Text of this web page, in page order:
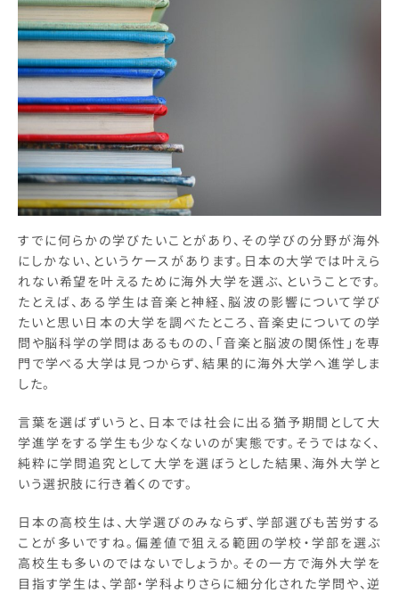
すでに何らかの学びたいことがあり、その学びの分野が海外
にしかない、というケースがあります。日本の大学では叶えら
れない希望を叶えるために海外大学を選ぶ、ということです。
たとえば、ある学生は音楽と神経、脳波の影響について学び
たいと思い日本の大学を調べたところ、音楽史についての学
問や脳科学の学問はあるものの、「音楽と脳波の関係性」を専
門で学べる大学は見つからず、結果的に海外大学へ進学しま
した。
言葉を選ばずいうと、日本では社会に出る猶予期間として大
学進学をする学生も少なくないのが実態です。そうではなく、
純粋に学問追究として大学を選ぼうとした結果、海外大学と
いう選択肢に行き着くのです。
日本の高校生は、大学選びのみならず、学部選びも苦労する
ことが多いですね。偏差値で狙える範囲の学校・学部を選ぶ
高校生も多いのではないでしょうか。その一方で海外大学を
目指す学生は、学部・学科よりさらに細分化された学問や、逆